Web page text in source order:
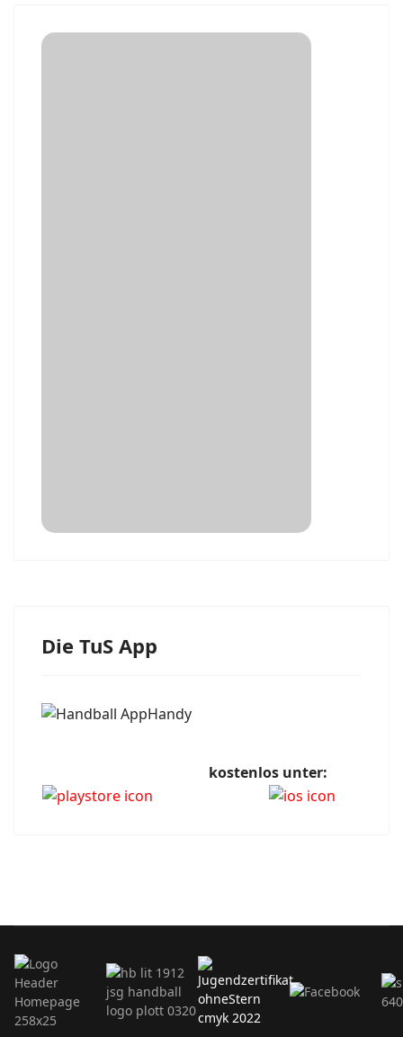
Die TuS App
kostenlos unter: